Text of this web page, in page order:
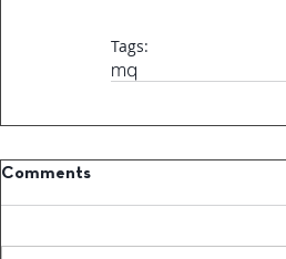
Tags:
mq
Comments